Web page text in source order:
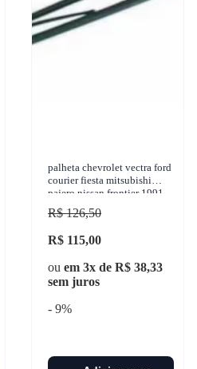
palheta chevrolet vectra ford
courier fiesta mitsubishi
pajero nissan frontier 1991-
2013 dyna - 180
R$ 126,50
R$ 115,00
ou em 3x de R$ 38,33
sem juros
- 9%